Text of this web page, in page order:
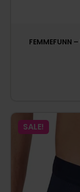
FEMMEFUNN
SALE!